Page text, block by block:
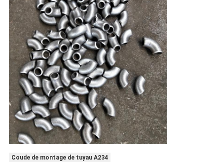
Coude de montage de tuyau A234